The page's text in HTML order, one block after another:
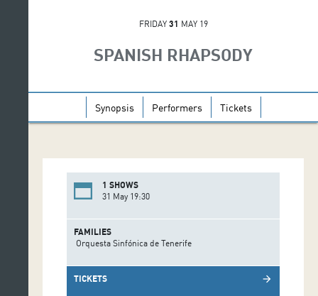
FRIDAY 31 MAY 19
SPANISH RHAPSODY
Synopsis Performers Tickets
1 SHOWS
31 May 19:30
FAMILIES
Orquesta Sinfónica de Tenerife
TICKETS arrow_forward